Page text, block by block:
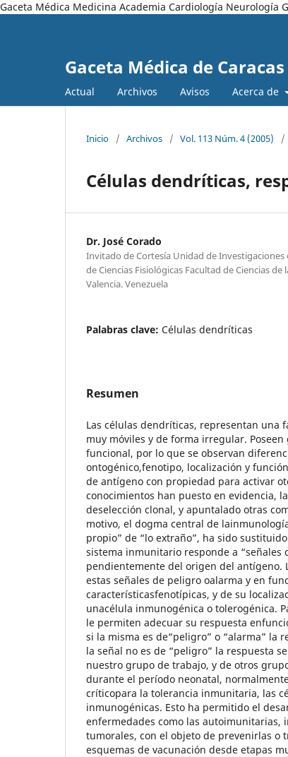
Gaceta Médica Medicina Academia Cardiología Neurología
Gaceta Médica de Caracas
Actual Archivos Avisos Acerca de
Inicio / Archivos / Vol. 113 Núm. 4 (2005) /
Células dendríticas,
Dr. José Corado
Invitado de Cortesía Unidad de
de Ciencias Fisiológicas Facultad de Ciencias
Valencia. Venezuela
Palabras clave: Células dendríticas
Resumen
Las células dendríticas, representan una
muy móviles y de forma irregular.
funcional, por lo que se observan
ontogénico,fenotipo, localización y
de antígeno con propiedad para activar
conocimientos han puesto en evidencia,
deselección clonal, y apuntalado otras
motivo, el dogma central de
propio” de “lo extraño”, ha sido
sistema inmunitario responde a “señales
pendientemente del origen del antígeno.
estas señales de peligro oalarma y en
característicasfenotípicas, y de su
unacélula inmunogénica o tolerogénica.
le permiten adecuar su respuesta
si la misma es de“peligro” o “alarma” la
la señal no es de “peligro” la respuesta
nuestro grupo de trabajo, y de otros
durante el período neonatal,
críticopara la tolerancia inmunitaria, las
inmunogénicas. Esto ha permitido el
enfermedades como las autoimunitarias,
tumorales, con el objeto de prevenirlas o
esquemas de vacunación desde etapas